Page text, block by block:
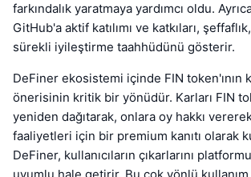
farkındalık yaratmaya yardımcı oldu.
GitHub'a aktif katılımı ve katkıları,
sürekli iyileştirme taahhüdünü gösterir.
DeFiner ekosistemi içinde FIN token'ının
önerisinin kritik bir yönüdür. Karları FIN
yeniden dağıtarak, onlara oy hakkı
faaliyetleri için bir premium kanıtı olarak
DeFiner, kullanıcıların çıkarlarını